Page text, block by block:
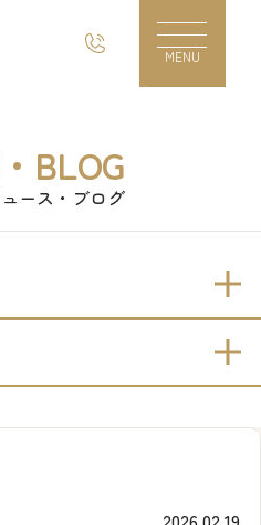
要さ｜美都住販
MENU
BLOG
ース・ブログ